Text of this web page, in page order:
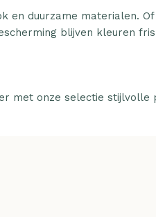
duurzame materialen.
blijven kleuren
met onze selectie